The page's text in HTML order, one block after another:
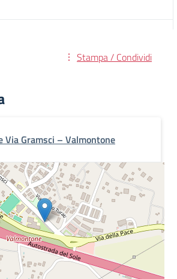
Stampa / Condividi
Via Gramsci – Valmontone